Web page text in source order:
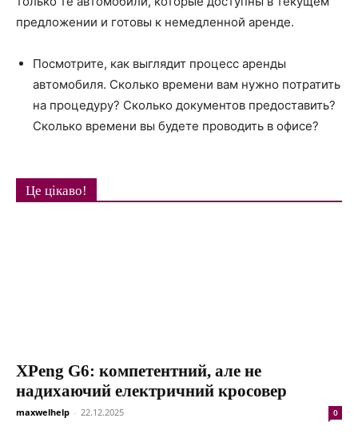
предложении и готовы к немедленной аренде.
Посмотрите, как выглядит процесс аренды
автомобиля. Сколько времени вам нужно потратить
на процедуру? Сколько документов предоставить?
Сколько времени вы будете проводить в офисе?
Це цікаво!
XPeng G6: компетентний, але не
надихаючий електричний кросовер
maxwelhelp - 22.12.2025 0